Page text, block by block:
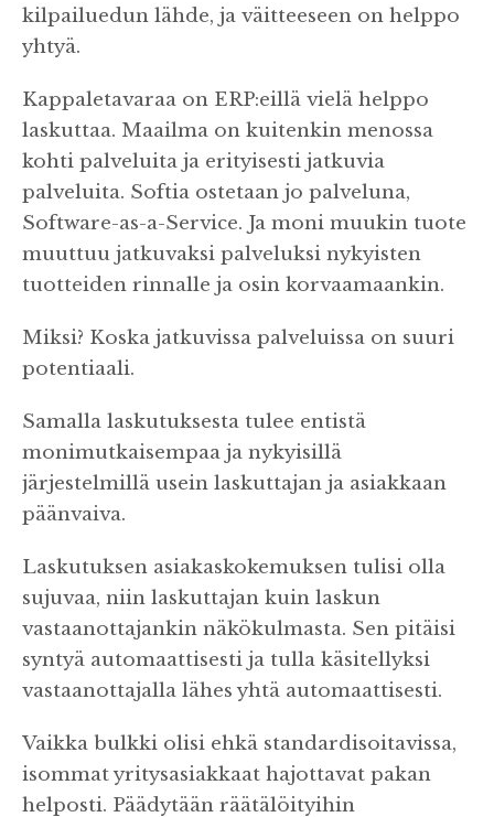
kilpailuedun lähde, ja väitteeseen on helppo
yhtyä.
Kappaletavaraa on ERP:eillä vielä helppo
laskuttaa. Maailma on kuitenkin menossa
kohti palveluita ja erityisesti jatkuvia
palveluita. Softia ostetaan jo palveluna,
Software-as-a-Service. Ja moni muukin tuote
muuttuu jatkuvaksi palveluksi nykyisten
tuotteiden rinnalle ja osin korvaamaankin.
Miksi? Koska jatkuvissa palveluissa on suuri
potentiaali.
Samalla laskutuksesta tulee entistä
monimutkaisempaa ja nykyisillä
järjestelmillä usein laskuttajan ja asiakkaan
päänvaiva.
Laskutuksen asiakaskokemuksen tulisi olla
sujuvaa, niin laskuttajan kuin laskun
vastaanottajankin näkökulmasta. Sen pitäisi
syntyä automaattisesti ja tulla käsitellyksi
vastaanottajalla lähes yhtä automaattisesti.
Vaikka bulkki olisi ehkä standardisoitavissa,
isommat yritysasiakkaat hajottavat pakan
helposti. Päädytään räätälöityihin